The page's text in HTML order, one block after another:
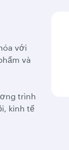
với
và
trình
kinh tế